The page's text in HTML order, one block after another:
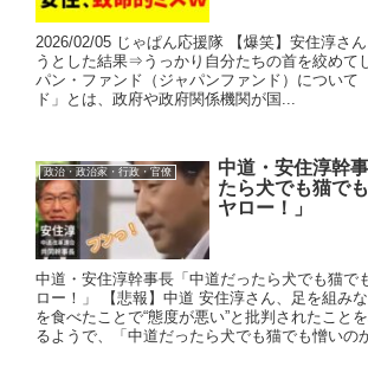
2026/02/05 じゃぱん応援隊 【爆笑】安住淳さ
うとした結果⇒うっかり自分たちの首を絞めて
パン・ファンド（ジャパンファンド）について
ド」とは、政府や政府関係機関が国...
政治・政治家・行政・官僚
中道・安住淳幹
たら犬でも猫で
ヤロー！」
中道・安住淳幹事長「中道だったら犬でも猫で
ロー！」 【悲報】中道 安住淳さん、足を組み
を食べたことで“態度が悪い”と批判されたこと
るようで、「中道だったら犬でも猫でも憎いの